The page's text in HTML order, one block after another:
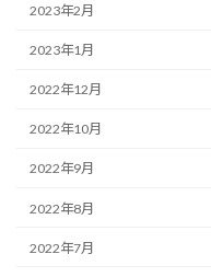
2023年2月
2023年1月
2022年12月
2022年10月
2022年9月
2022年8月
2022年7月